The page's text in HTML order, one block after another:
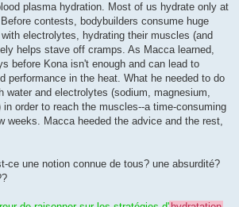
plasma hydration. Most of us hydrate only at
contests, bodybuilders consume huge
electrolytes, hydrating their muscles (and
helps stave off cramps. As Macca learned,
before Kona isn't enough and can lead to
performance in the heat. What he needed to do
water and electrolytes (sodium, magnesium,
order to reach the muscles--a time-consuming
weeks. Macca heeded the advice and the rest,
ce une notion connue de tous? une absurdité?